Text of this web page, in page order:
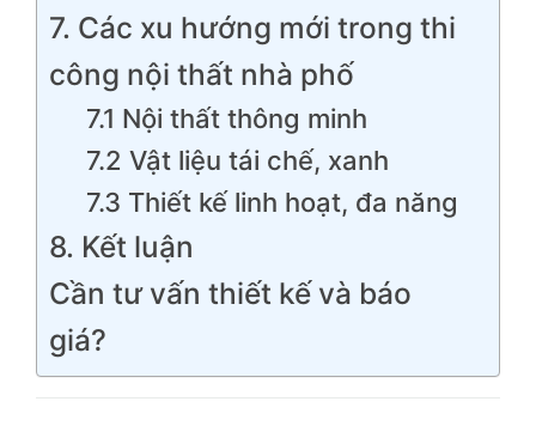
7. Các xu hướng mới trong thi
công nội thất nhà phố
7.1 Nội thất thông minh
7.2 Vật liệu tái chế, xanh
7.3 Thiết kế linh hoạt, đa năng
8. Kết luận
Cần tư vấn thiết kế và báo
giá?